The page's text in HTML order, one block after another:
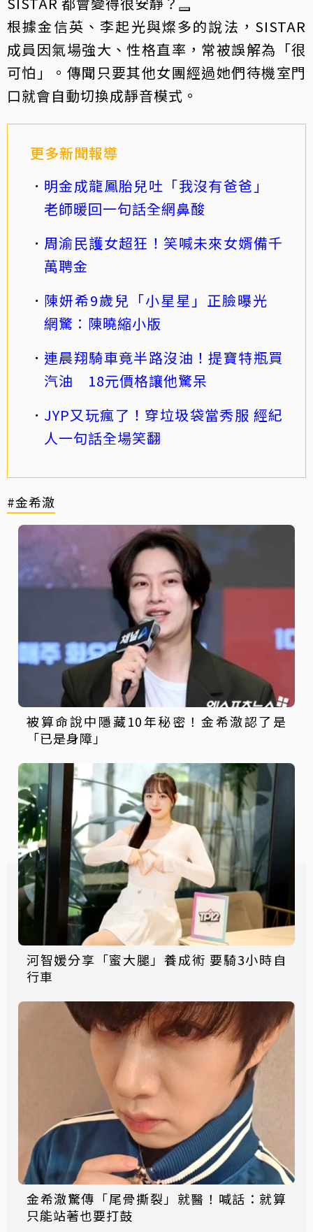
根據金信英、李起光與燦多的說法，SISTAR
成員因氣場強大、性格直率，常被誤解為「很
可怕」。傳聞只要其他女團經過她們待機室門
口就會自動切換成靜音模式。
更多新聞報導
明金成龍鳳胎兒吐「我沒有爸爸」
老師暖回一句話全網鼻酸
周渝民護女超狂！笑喊未來女婿備千
萬聘金
陳妍希9歲兒「小星星」正臉曝光
網驚：陳曉縮小版
連晨翔騎車竟半路沒油！提寶特瓶買
汽油 18元價格讓他驚呆
JYP又玩瘋了！穿垃圾袋當秀服 經紀
人一句話全場笑翻
#金希澈
被算命說中隱藏10年秘密！金希澈認了是
「已是身障」
河智媛分享「蜜大腿」養成術 要騎3小時自
行車
金希澈驚傳「尾骨撕裂」就醫！喊話：就算
只能站著也要打鼓